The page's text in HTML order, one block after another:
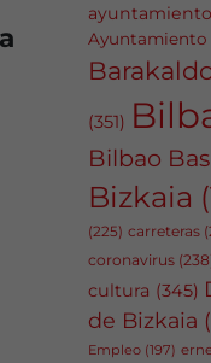
Ayuntamiento
(351)
Bilbao
Bizkaia
(225) carreteras
coronavirus
cultura (345)
de Bizkaia
Empleo (197)